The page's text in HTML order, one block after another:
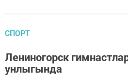
СПОРТ
Лениногорск
унлыгында